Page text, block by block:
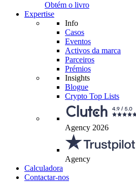
Obtém o livro
Expertise
Info
Casos
Eventos
Activos da marca
Parceiros
Prémios
Insights
Blogue
Crypto Top Lists
Agency 2026
Agency
Calculadora
Contactar-nos